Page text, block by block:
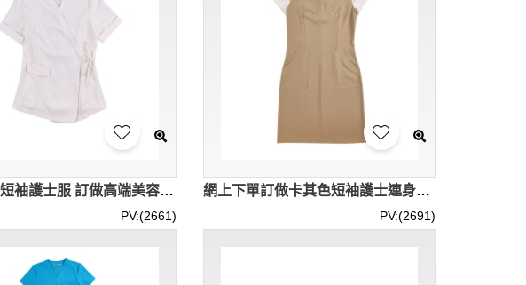
製造女裝短袖護士服 訂做高端美容院側腰綁繩 美容師專門店 SKU054
PV:(2661)
網上下單訂做卡其色短袖護士連身裙 時尚設計撞色袖V領收腰設計 護士服供應商 SKU051
PV:(2691)